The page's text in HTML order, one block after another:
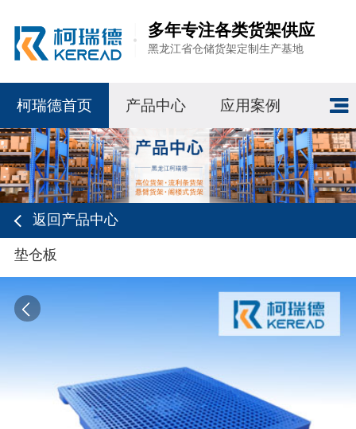
多年专注各类货架供应
黑龙江省仓储货架定制生产基地
柯瑞德首页 产品中心 应用案例
返回产品中心
垫仓板